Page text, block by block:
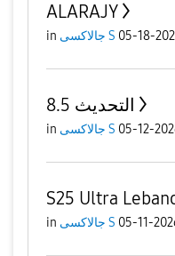
ALARAJY
in جالاكسى S 05-18-
التحديث 8.5
in جالاكسى S 05-12-
S25 Ultra
in جالاكسى S 05-11-